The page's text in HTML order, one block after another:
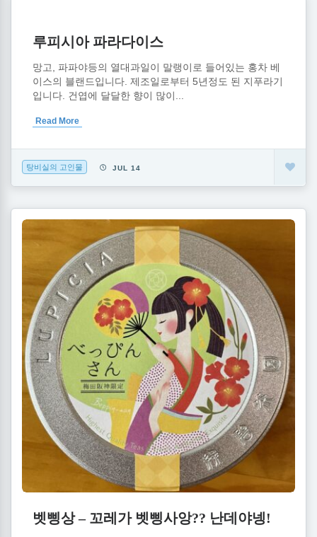
루피시아 파라다이스
망고, 파파야등의 열대과일이 말랭이로 들어있는 홍차 베
이스의 블랜드입니다. 제조일로부터 5년정도 된 지푸라기
입니다. 건엽에 달달한 향이 많이...
Read More
탕비실의 고인물 JUL 14
벳삥상 – 꼬레가 벳삥사앙?? 난데야넹!